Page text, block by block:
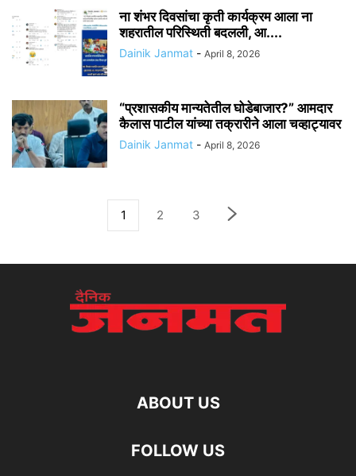
ना शंभर दिवसांचा कृती कार्यक्रम आला ना
शहरातील परिस्थिती बदलली, आ....
Dainik Janmat - April 8, 2026
“प्रशासकीय मान्यतेतील घोडेबाजार?” आमदार
कैलास पाटील यांच्या तक्रारीने आला चव्हाट्यावर
Dainik Janmat - April 8, 2026
1 2 3
ABOUT US
FOLLOW US